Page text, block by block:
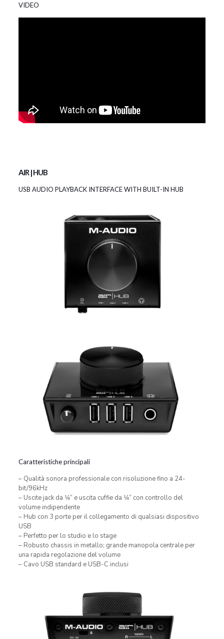
VIDEO
AIR | HUB
USB AUDIO PLAYBACK INTERFACE WITH BUILT-IN HUB
Caratteristiche principali
– Qualità sonora professionale con risoluzione fino a 24-
bit/96kHz
– Uscite jack da 1⁄4” e uscita cuffie da 1⁄4” con controllo del
volume indipendente
– Hub con 3 porte per il collegamento di qualsiasi dispositivo
USB
– Perfetto per lo studio e lo stage
– Robusto chassis in metallo; grande manopola centrale per
una rapida regolazione del volume
– Cavo USB standard e USB-C inclusi